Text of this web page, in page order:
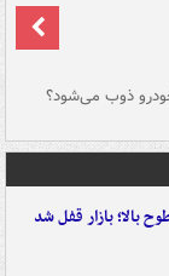
ذوب می‌شود؟
بالا؛ بازار قفل شد